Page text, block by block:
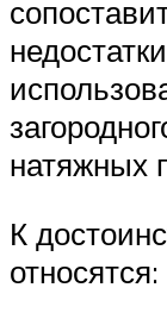
натяжных
К
относятся: